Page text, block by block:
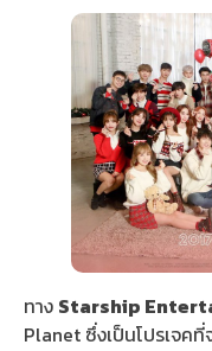
ทาง Starship
Planet ซึ่งเป็นโปรเจค